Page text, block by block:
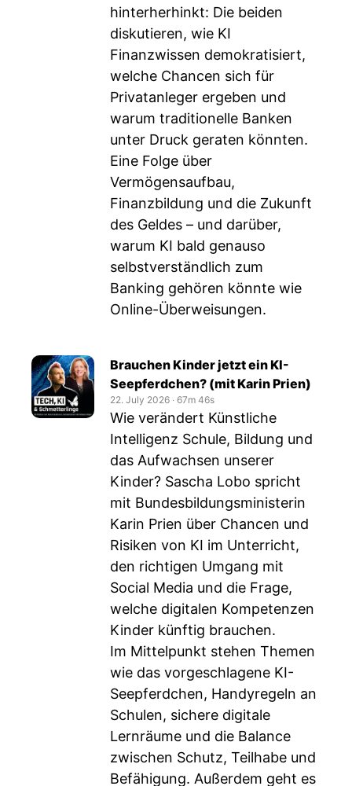
hinterherhinkt: Die beiden
diskutieren, wie KI
Finanzwissen demokratisiert,
welche Chancen sich für
Privatanleger ergeben und
warum traditionelle Banken
unter Druck geraten könnten.
Eine Folge über
Vermögensaufbau,
Finanzbildung und die Zukunft
des Geldes – und darüber,
warum KI bald genauso
selbstverständlich zum
Banking gehören könnte wie
Online-Überweisungen.
Brauchen Kinder jetzt ein KI-
Seepferdchen? (mit Karin Prien)
22. July 2026 ‧ 67m 46s
Wie verändert Künstliche
Intelligenz Schule, Bildung und
das Aufwachsen unserer
Kinder? Sascha Lobo spricht
mit Bundesbildungsministerin
Karin Prien über Chancen und
Risiken von KI im Unterricht,
den richtigen Umgang mit
Social Media und die Frage,
welche digitalen Kompetenzen
Kinder künftig brauchen.
Im Mittelpunkt stehen Themen
wie das vorgeschlagene KI-
Seepferdchen, Handyregeln an
Schulen, sichere digitale
Lernräume und die Balance
zwischen Schutz, Teilhabe und
Befähigung. Außerdem geht es